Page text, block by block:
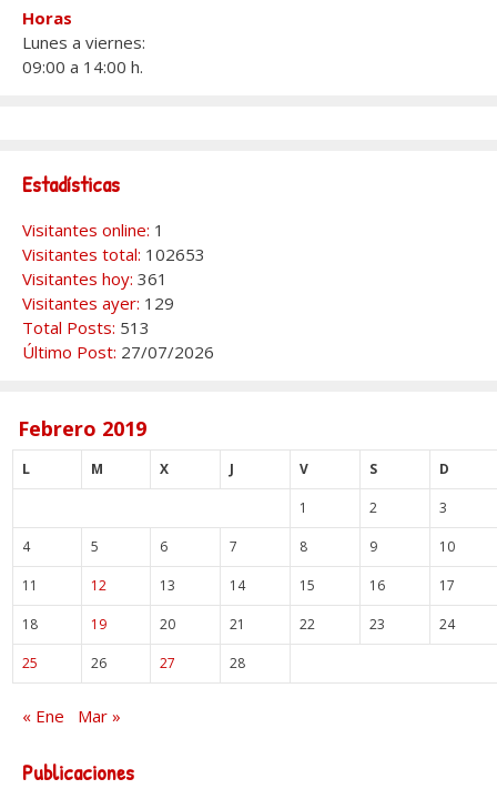
Horas
Lunes a viernes:
09:00 a 14:00 h.
Estadísticas
Visitantes online: 1
Visitantes total: 102653
Visitantes hoy: 361
Visitantes ayer: 129
Total Posts: 513
Último Post: 27/07/2026
Febrero 2019
L M X J V S D
1 2 3
4 5 6 7 8 9 10
11 12 13 14 15 16 17
18 19 20 21 22 23 24
25 26 27 28
« Ene Mar »
Publicaciones